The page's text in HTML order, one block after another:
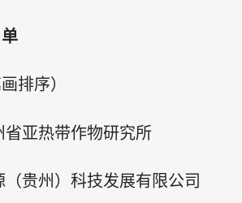
排序）
省亚热带作物研究所
（贵州）科技发展有限公司